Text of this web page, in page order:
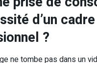
d’un cadre
?
ne tombe pas dans un